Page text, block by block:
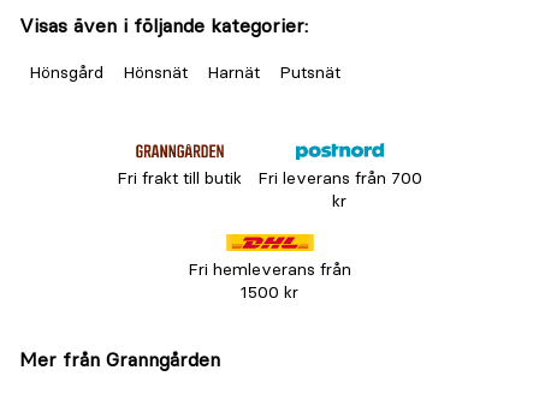
Visas även i följande kategorier:
Hönsgård Hönsnät Harnät Putsnät
Fri frakt till butik
Fri leverans från 700
kr
Fri hemleverans från
1500 kr
Mer från Granngården